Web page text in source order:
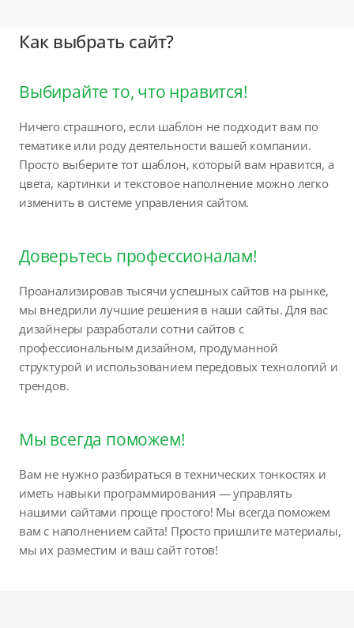
Как выбрать сайт?
Выбирайте то, что нравится!
Ничего страшного, если шаблон не подходит вам по
тематике или роду деятельности вашей компании.
Просто выберите тот шаблон, который вам нравится, а
цвета, картинки и текстовое наполнение можно легко
изменить в системе управления сайтом.
Доверьтесь профессионалам!
Проанализировав тысячи успешных сайтов на рынке,
мы внедрили лучшие решения в наши сайты. Для вас
дизайнеры разработали сотни сайтов с
профессиональным дизайном, продуманной
структурой и использованием передовых технологий и
трендов.
Мы всегда поможем!
Вам не нужно разбираться в технических тонкостях и
иметь навыки программирования — управлять
нашими сайтами проще простого! Мы всегда поможем
вам с наполнением сайта! Просто пришлите материалы,
мы их разместим и ваш сайт готов!